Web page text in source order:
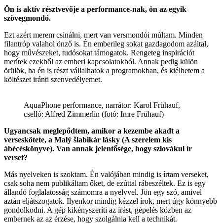
Ön is aktív résztvevője a performance-nak, ön az egyik
szövegmondó.
Ezt azért merem csinálni, mert van versmondói múltam. Minden
filantróp valahol önző is. Én emberileg sokat gazdagodom azáltal,
hogy művészeket, tudósokat támogatok. Rengeteg inspirációt
merítek ezekből az emberi kapcsolatokból. Annak pedig külön
örülök, ha én is részt vállalhatok a programokban, és kiélhetem a
költészet iránti szenvedélyemet.
AquaPhone performance, narrátor: Karol Frühauf,
cselló: Alfred Zimmerlin (fotó: Imre Frühauf)
Ugyancsak meglepődtem, amikor a kezembe akadt a
verseskötete, a Malý šlabikár lásky (A szerelem kis
ábécéskönyve). Van annak jelentősége, hogy szlovákul ír
verset?
Más nyelveken is szoktam. Én valójában mindig is írtam verseket,
csak soha nem publikáltam őket, de ezúttal rábeszéltek. Ez is egy
állandó foglalatosság számomra a nyelvvel. Jön egy szó, amivel
aztán eljátszogatok. Ilyenkor mindig kézzel írok, mert úgy könnyebb
gondolkodni. A gép kikényszeríti az írást, gépelés közben az
embernek az az érzése, hogy szolgálnia kell a technikát.